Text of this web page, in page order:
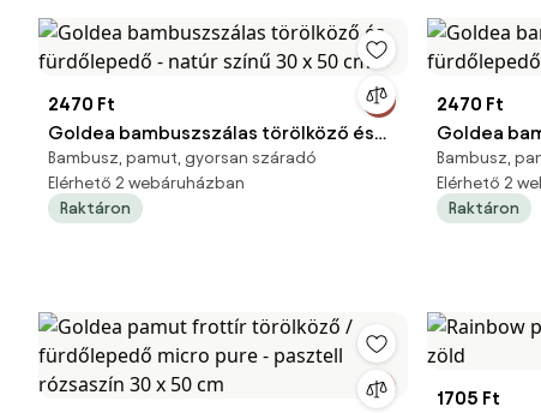
2470 Ft
Goldea bambuszszálas törölköző és
fürdőlepedő - natúr színű 30 x 50 cm
Bambusz, pamut, gyorsan száradó
Elérhető 2 webáruházban
Raktáron
2470 Ft
Goldea
cm
Bambusz,
Elérhető 2
Raktáron
1705 Ft